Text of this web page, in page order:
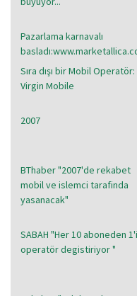
Pazarlama karnavalı
Sıra dışı bir Mobil Operatör:
Virgin Mobile
2007
BThaber "2007'de rekabet
mobil ve islemci tarafinda
yasanacak"
SABAH "Her 10 aboneden 1'i
operatör degistiriyor "